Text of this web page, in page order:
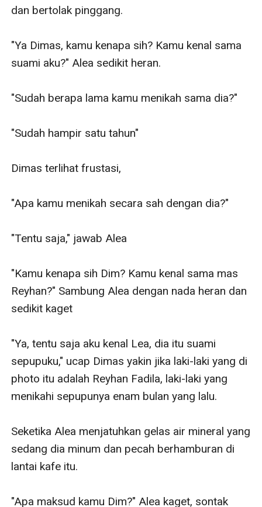
dan bertolak pinggang.
"Ya Dimas, kamu kenapa sih? Kamu kenal sama
suami aku?" Alea sedikit heran.
"Sudah berapa lama kamu menikah sama dia?"
"Sudah hampir satu tahun"
Dimas terlihat frustasi,
"Apa kamu menikah secara sah dengan dia?"
"Tentu saja," jawab Alea
"Kamu kenapa sih Dim? Kamu kenal sama mas
Reyhan?" Sambung Alea dengan nada heran dan
sedikit kaget
"Ya, tentu saja aku kenal Lea, dia itu suami
sepupuku," ucap Dimas yakin jika laki-laki yang di
photo itu adalah Reyhan Fadila, laki-laki yang
menikahi sepupunya enam bulan yang lalu.
Seketika Alea menjatuhkan gelas air mineral yang
sedang dia minum dan pecah berhamburan di
lantai kafe itu.
"Apa maksud kamu Dim?" Alea kaget, sontak